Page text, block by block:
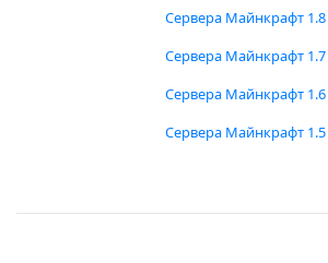
Сервера Майнкрафт 1.8
Сервера Майнкрафт 1.7
Сервера Майнкрафт 1.6
Сервера Майнкрафт 1.5